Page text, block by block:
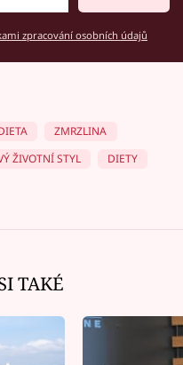
zpracování osobních údajů
ZMRZLINA
ŽIVOTNÍ STYL
DIETY
TAKÉ